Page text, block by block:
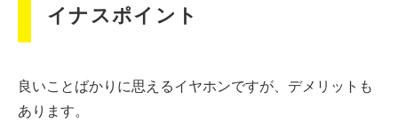
イナスポイント
良いことばかりに思えるイヤホンですが、デメリットも
あります。